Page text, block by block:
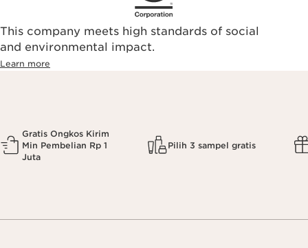
This company meets high standards of social
and environmental impact.
Learn more
Gratis Ongkos Kirim
Min Pembelian Rp 1
Juta
Pilih 3 sampel gratis